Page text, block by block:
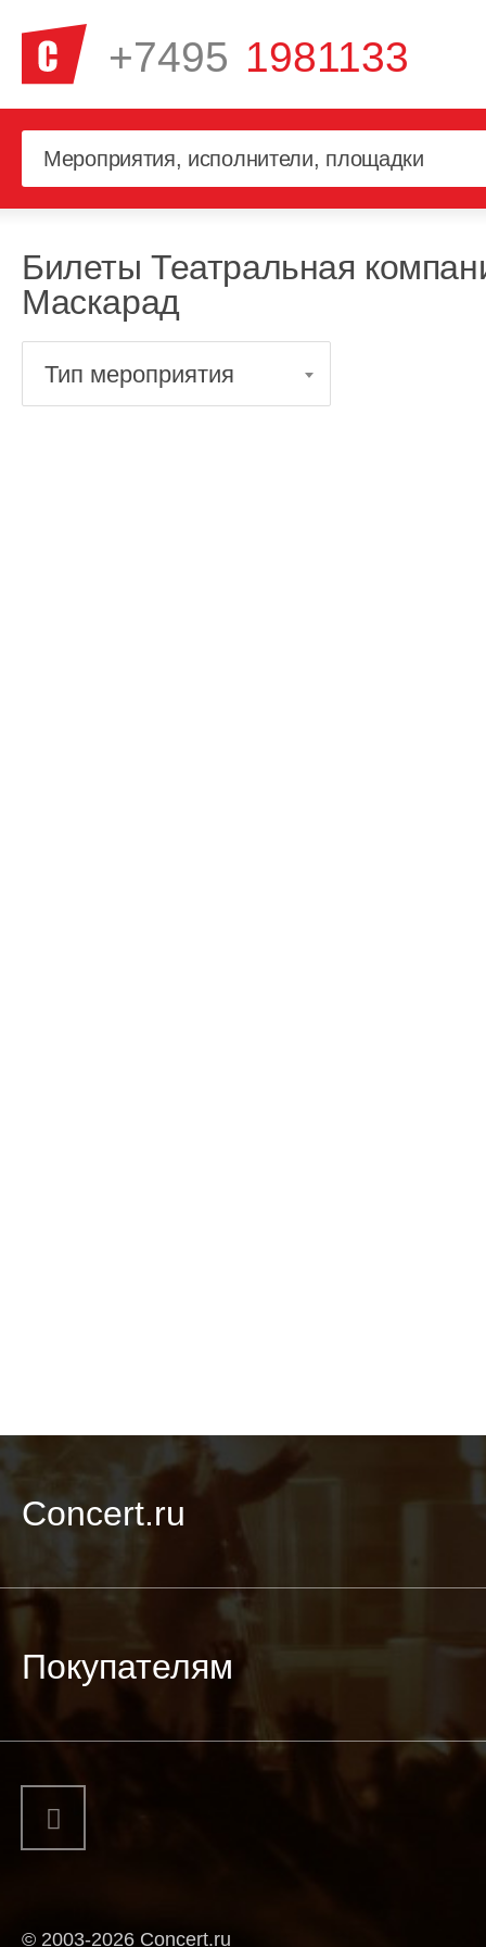
+7495 1981133
Билеты Театральная
Маскарад
Тип мероприятия
Concert.ru
Покупателям
© 2003-2026 Concert.ru